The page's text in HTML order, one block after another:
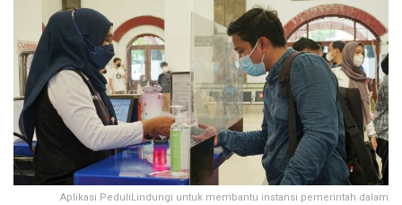
Aplikasi PeduliLindungi untuk membantu instansi pemerintah dalam